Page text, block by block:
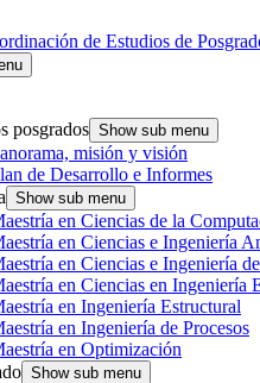
posgrados Show sub menu
misión y visión
de Desarrollo e Informes
Show sub menu
en Ciencias de la
en Ciencias e Ingeniería
en Ciencias e Ingeniería
en Ciencias en Ingeniería
en Ingeniería Estructural
en Ingeniería de Procesos
en Optimización
Show sub menu